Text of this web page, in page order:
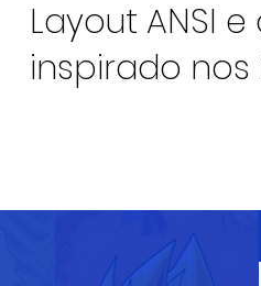
Layout ANSI
inspirado